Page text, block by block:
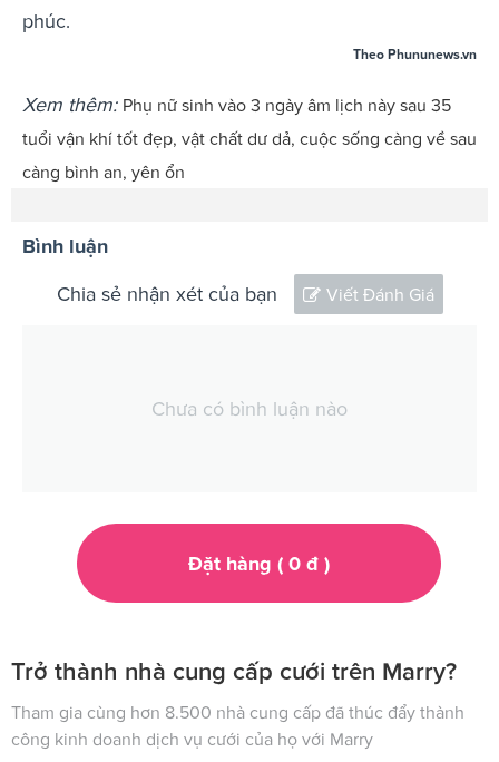
phúc.
Theo Phununews.vn
Xem thêm: Phụ nữ sinh vào 3 ngày âm lịch này sau 35
tuổi vận khí tốt đẹp, vật chất dư dả, cuộc sống càng về sau
càng bình an, yên ổn
Bình luận
Chia sẻ nhận xét của bạn Viết Đánh Giá
Chưa có bình luận nào
Đặt hàng ( 0đ )
Trở thành nhà cung cấp cưới trên Marry?
Tham gia cùng hơn 8.500 nhà cung cấp đã thúc đẩy thành
công kinh doanh dịch vụ cưới của họ với Marry